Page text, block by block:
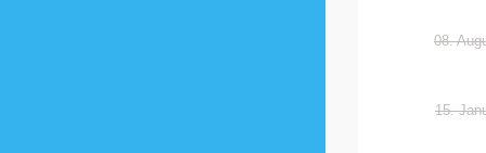
08.
15.